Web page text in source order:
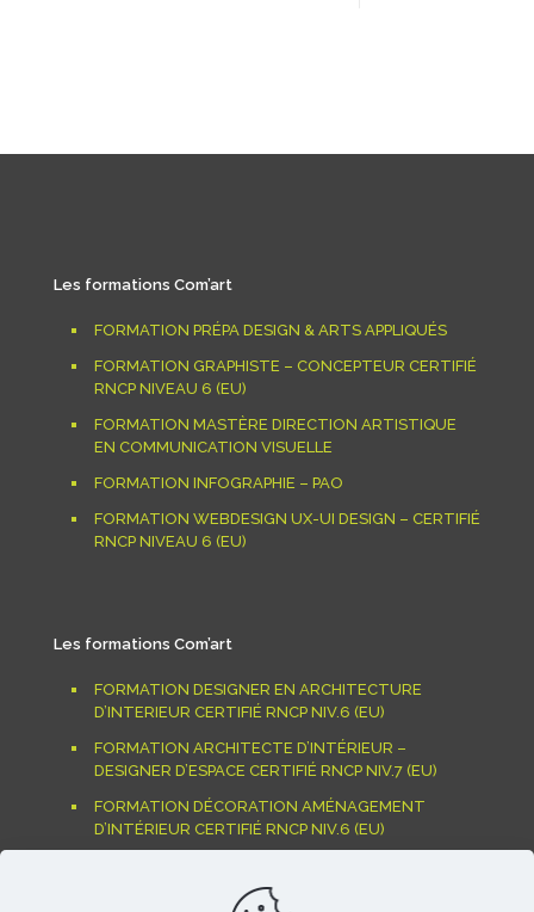
Les formations Com’art
FORMATION PRÉPA DESIGN & ARTS APPLIQUÉS
FORMATION GRAPHISTE – CONCEPTEUR CERTIFIÉ
RNCP NIVEAU 6 (EU)
FORMATION MASTÈRE DIRECTION ARTISTIQUE
EN COMMUNICATION VISUELLE
FORMATION INFOGRAPHIE – PAO
FORMATION WEBDESIGN UX-UI DESIGN – CERTIFIÉ
RNCP NIVEAU 6 (EU)
Les formations Com’art
FORMATION DESIGNER EN ARCHITECTURE
D’INTERIEUR CERTIFIÉ RNCP NIV.6 (EU)
FORMATION ARCHITECTE D’INTÉRIEUR –
DESIGNER D’ESPACE CERTIFIÉ RNCP NIV.7 (EU)
FORMATION DÉCORATION AMÉNAGEMENT
D’INTÉRIEUR CERTIFIÉ RNCP NIV.6 (EU)
FORMATION MONTAGE VIDÉO EFFETS SPÉCIAUX –